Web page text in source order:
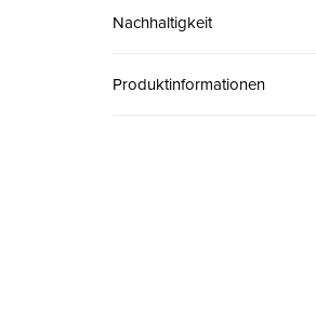
Nachhaltigkeit
Produktinformationen